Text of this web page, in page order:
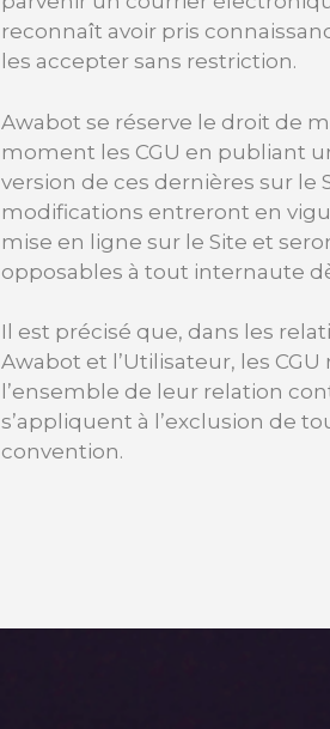
reconnaît avoir pris
les accepter sans restriction.
Awabot se réserve le droit de
moment les CGU en publiant
version de ces dernières sur le
modifications entreront en
mise en ligne sur le Site et
opposables à tout internaute
Il est précisé que, dans les
Awabot et l’Utilisateur, les
l’ensemble de leur relation
s’appliquent à l’exclusion de
convention.